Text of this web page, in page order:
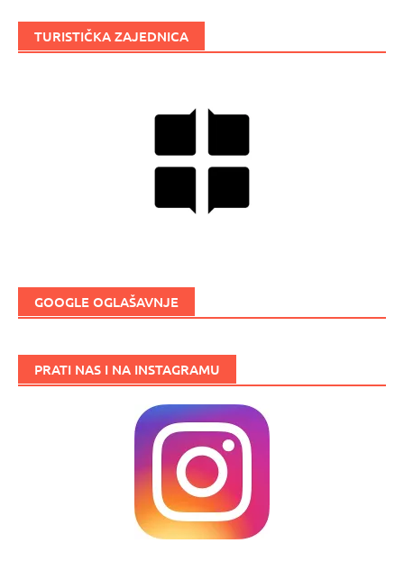
TURISTIČKA ZAJEDNICA
GOOGLE OGLAŠAVNJE
PRATI NAS I NA INSTAGRAMU